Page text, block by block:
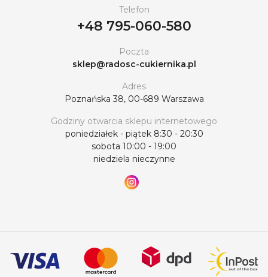
Telefon
+48 795-060-580
Poczta
sklep@radosc-cukiernika.pl
Adres
Poznańska 38, 00-689 Warszawa
Godziny otwarcia sklepu internetowego
poniedziałek - piątek 8:30 - 20:30
sobota 10:00 - 19:00
niedziela nieczynne